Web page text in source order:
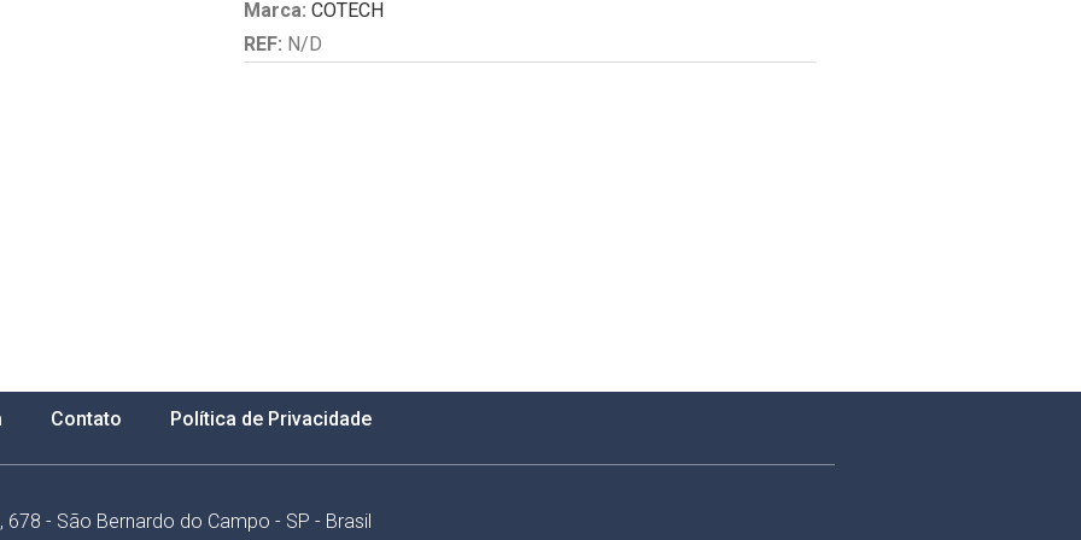
Marca: COTECH
REF: N/D
Contato Política de Privacidade
678 - São Bernardo do Campo - SP - Brasil